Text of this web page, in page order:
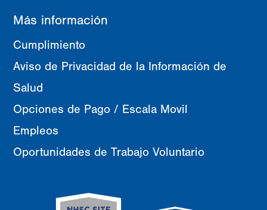
Más información
Cumplimiento
Aviso de Privacidad de la Información de
Salud
Opciones de Pago / Escala Movil
Empleos
Oportunidades de Trabajo Voluntario